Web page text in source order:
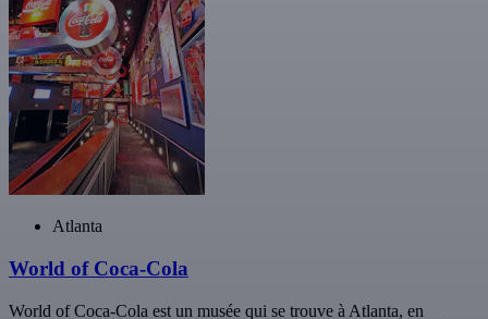
Atlanta
World of Coca-Cola
World of Coca-Cola est un musée qui se trouve à Atlanta, en